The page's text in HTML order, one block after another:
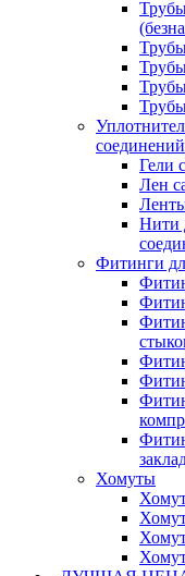
соединений
Гели
Лен
Нити
Фитинги
Хомуты